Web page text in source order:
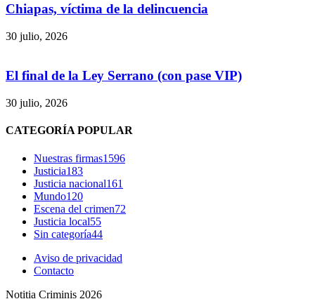
Chiapas, víctima de la delincuencia
30 julio, 2026
El final de la Ley Serrano (con pase VIP)
30 julio, 2026
CATEGORÍA POPULAR
Nuestras firmas1596
Justicia183
Justicia nacional161
Mundo120
Escena del crimen72
Justicia local55
Sin categoría44
Aviso de privacidad
Contacto
Notitia Criminis 2026